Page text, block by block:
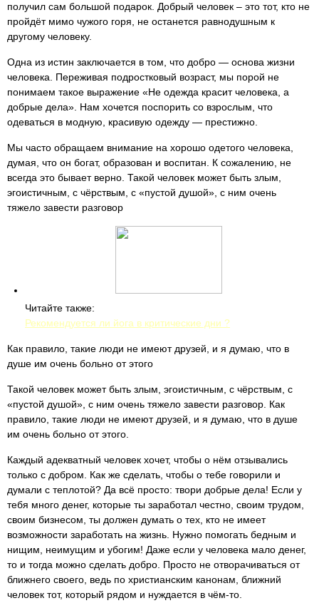
получил сам большой подарок. Добрый человек – это тот, кто не
пройдёт мимо чужого горя, не останется равнодушным к
другому человеку.
Одна из истин заключается в том, что добро — основа жизни
человека. Переживая подростковый возраст, мы порой не
понимаем такое выражение «Не одежда красит человека, а
добрые дела». Нам хочется поспорить со взрослым, что
одеваться в модную, красивую одежду — престижно.
Мы часто обращаем внимание на хорошо одетого человека,
думая, что он богат, образован и воспитан. К сожалению, не
всегда это бывает верно. Такой человек может быть злым,
эгоистичным, с чёрствым, с «пустой душой», с ним очень
тяжело завести разговор
Читайте также:
Рекомендуется ли йога в критические дни ?
Как правило, такие люди не имеют друзей, и я думаю, что в
душе им очень больно от этого
Такой человек может быть злым, эгоистичным, с чёрствым, с
«пустой душой», с ним очень тяжело завести разговор. Как
правило, такие люди не имеют друзей, и я думаю, что в душе
им очень больно от этого.
Каждый адекватный человек хочет, чтобы о нём отзывались
только с добром. Как же сделать, чтобы о тебе говорили и
думали с теплотой? Да всё просто: твори добрые дела! Если у
тебя много денег, которые ты заработал честно, своим трудом,
своим бизнесом, ты должен думать о тех, кто не имеет
возможности заработать на жизнь. Нужно помогать бедным и
нищим, неимущим и убогим! Даже если у человека мало денег,
то и тогда можно сделать добро. Просто не отворачиваться от
ближнего своего, ведь по христианским канонам, ближний
человек тот, который рядом и нуждается в чём-то.